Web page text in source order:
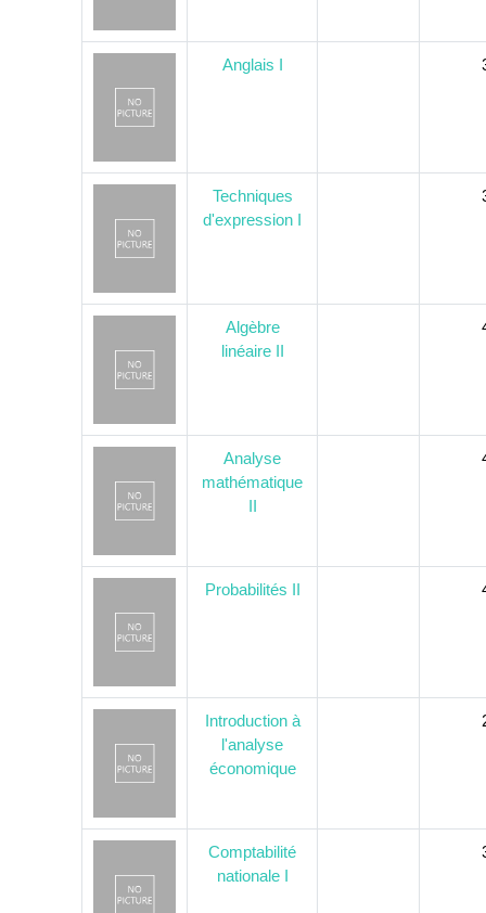
Anglais I
Techniques
d'expression I
Algèbre
linéaire II
Analyse
mathématique
II
Probabilités II
Introduction à
l'analyse
économique
Comptabilité
nationale I